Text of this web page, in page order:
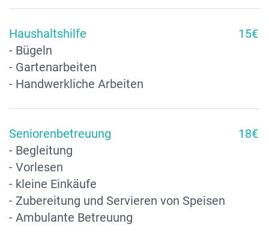
Haushaltshilfe
- Bügeln
- Gartenarbeiten
- Handwerkliche Arbeiten
15€
Seniorenbetreuung
- Begleitung
- Vorlesen
- kleine Einkäufe
- Zubereitung und Servieren von Speisen
- Ambulante Betreuung
18€